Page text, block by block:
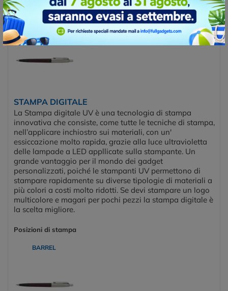
Posizioni di stampa
BARREL
STAMPA DIGITALE
La Stampa digitale UV è una tecnologia di stampa
innovativa che consiste, come tutte le tecniche di stampa,
nell’applicare inchiostro sui materiali, con un'
essiccazione molto rapida, grazie alla luce ultravioletta
delle lampade a LED appllicate sulla stampante. Un
grande vantaggio per il mondo dei gadget
personalizzati, poiché le stampanti UV permettono di
stampare rapidamente su diverse tipologie di materiali a
più colori a costi molto ridotti. Se devi stampare un logo
multicolore e magari per pochi pezzi la stampa digitale è
la scelta migliore.
Posizioni di stampa
BARREL